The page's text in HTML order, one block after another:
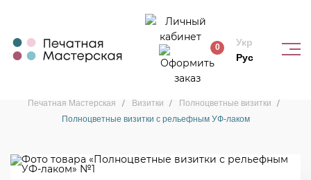
0
Укр
Рус
Полноцветные визитки
Печатная Мастерская Визитки
Полноцветные визитки
Полноцветные визитки с рельефным УФ-лаком